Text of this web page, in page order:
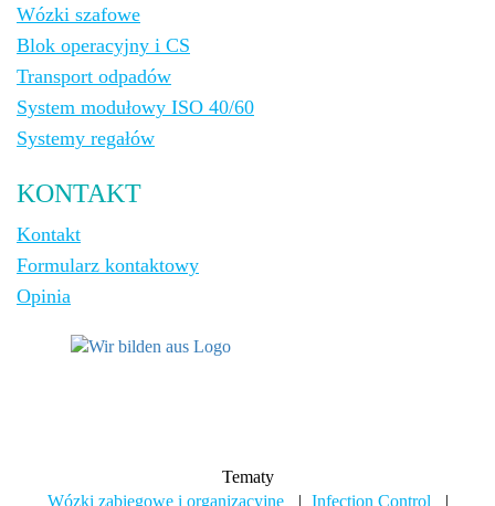
Wózki szafowe
Blok operacyjny i CS
Transport odpadów
System modułowy ISO 40/60
Systemy regałów
KONTAKT
Kontakt
Formularz kontaktowy
Opinia
Tematy
Wózki zabiegowe i organizacyjne
| Infection Control |